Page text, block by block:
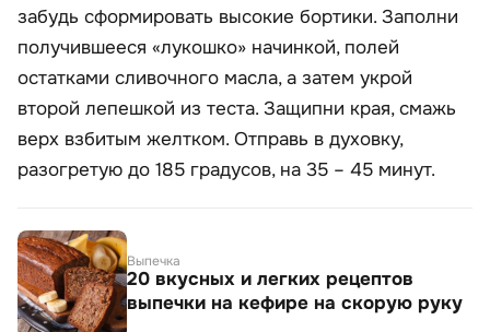
забудь сформировать высокие бортики. Заполни
получившееся «лукошко» начинкой, полей
остатками сливочного масла, а затем укрой
второй лепешкой из теста. Защипни края, смажь
верх взбитым желтком. Отправь в духовку,
разогретую до 185 градусов, на 35 – 45 минут.
Выпечка
20 вкусных и легких рецептов
выпечки на кефире на скорую руку